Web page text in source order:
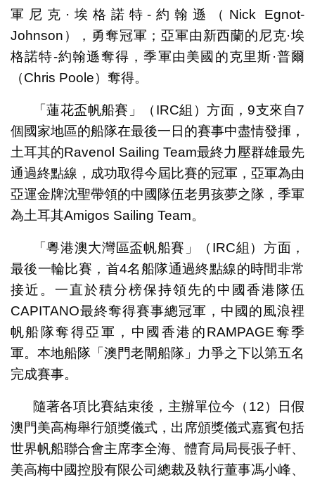
軍尼克·埃格諾特-約翰遜（Nick Egnot-
Johnson），勇奪冠軍；亞軍由新西蘭的尼克·埃
格諾特-約翰遜奪得，季軍由美國的克里斯·普爾
（Chris Poole）奪得。
「蓮花盃帆船賽」（IRC組）方面，9支來自7
個國家地區的船隊在最後一日的賽事中盡情發揮，
土耳其的Ravenol Sailing Team最終力壓群雄最先
通過終點線，成功取得今屆比賽的冠軍，亞軍為由
亞運金牌沈聖帶領的中國隊伍老男孩夢之隊，季軍
為土耳其Amigos Sailing Team。
「粵港澳大灣區盃帆船賽」（IRC組）方面，
最後一輪比賽，首4名船隊通過終點線的時間非常
接近。一直於積分榜保持領先的中國香港隊伍
CAPITANO最終奪得賽事總冠軍，中國的風浪裡
帆船隊奪得亞軍，中國香港的RAMPAGE奪季
軍。本地船隊「澳門老閘船隊」力爭之下以第五名
完成賽事。
隨著各項比賽結束後，主辦單位今（12）日假
澳門美高梅舉行頒獎儀式，出席頒獎儀式嘉賓包括
世界帆船聯合會主席李全海、體育局局長張子軒、
美高梅中國控股有限公司總裁及執行董事馮小峰、